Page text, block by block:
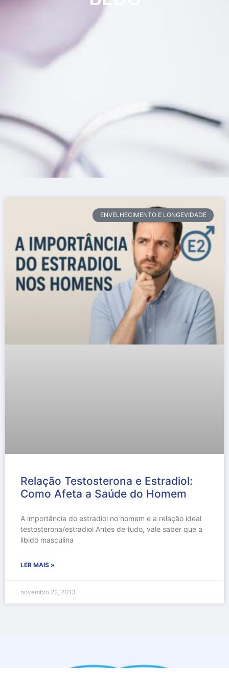
ENVELHECIMENTO E LONGEVIDADE
Relação Testosterona e Estradiol:
Como Afeta a Saúde do Homem
A importância do estradiol no homem e a relação ideal
testosterona/estradiol Antes de tudo, vale saber que a
libido masculina
LER MAIS »
novembro 22, 2013